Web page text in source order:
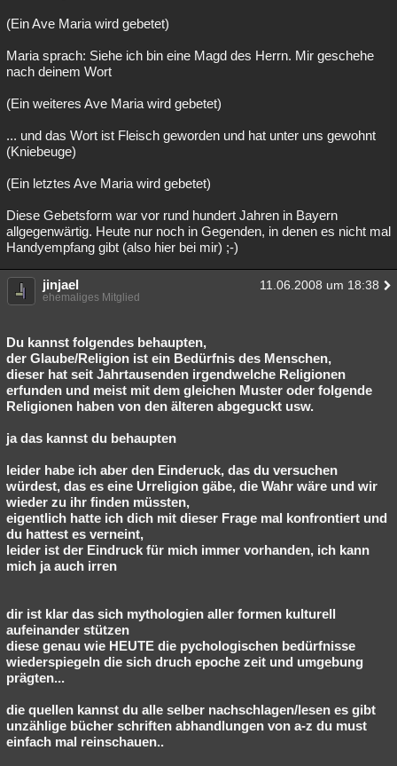
(Ein Ave Maria wird gebetet)
Maria sprach: Siehe ich bin eine Magd des Herrn. Mir geschehe
nach deinem Wort
(Ein weiteres Ave Maria wird gebetet)
... und das Wort ist Fleisch geworden und hat unter uns gewohnt
(Kniebeuge)
(Ein letztes Ave Maria wird gebetet)
Diese Gebetsform war vor rund hundert Jahren in Bayern
allgegenwärtig. Heute nur noch in Gegenden, in denen es nicht mal
Handyempfang gibt (also hier bei mir) ;-)
jinjael 11.06.2008 um 18:38
ehemaliges Mitglied
Du kannst folgendes behaupten,
der Glaube/Religion ist ein Bedürfnis des Menschen,
dieser hat seit Jahrtausenden irgendwelche Religionen
erfunden und meist mit dem gleichen Muster oder folgende
Religionen haben von den älteren abgeguckt usw.
ja das kannst du behaupten
leider habe ich aber den Einderuck, das du versuchen
würdest, das es eine Urreligion gäbe, die Wahr wäre und wir
wieder zu ihr finden müssten,
eigentlich hatte ich dich mit dieser Frage mal konfrontiert und
du hattest es verneint,
leider ist der Eindruck für mich immer vorhanden, ich kann
mich ja auch irren
dir ist klar das sich mythologien aller formen kulturell
aufeinander stützen
diese genau wie HEUTE die pychologischen bedürfnisse
wiederspiegeln die sich druch epoche zeit und umgebung
prägten...
die quellen kannst du alle selber nachschlagen/lesen es gibt
unzählige bücher schriften abhandlungen von a-z du must
einfach mal reinschauen..